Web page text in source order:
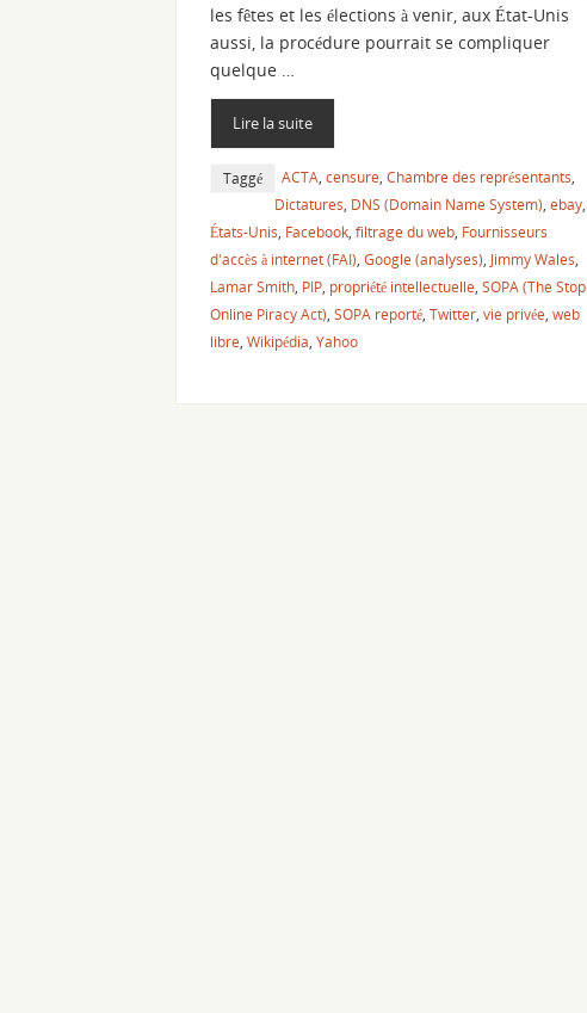
les fêtes et les élections à venir, aux État-Unis
aussi, la procédure pourrait se compliquer
quelque …
Lire la suite
Taggé ACTA, censure, Chambre des représentants,
Dictatures, DNS (Domain Name System), ebay,
États-Unis, Facebook, filtrage du web, Fournisseurs
d'accès à internet (FAI), Google (analyses), Jimmy Wales,
Lamar Smith, PIP, propriété intellectuelle, SOPA (The Stop
Online Piracy Act), SOPA reporté, Twitter, vie privée, web
libre, Wikipédia, Yahoo